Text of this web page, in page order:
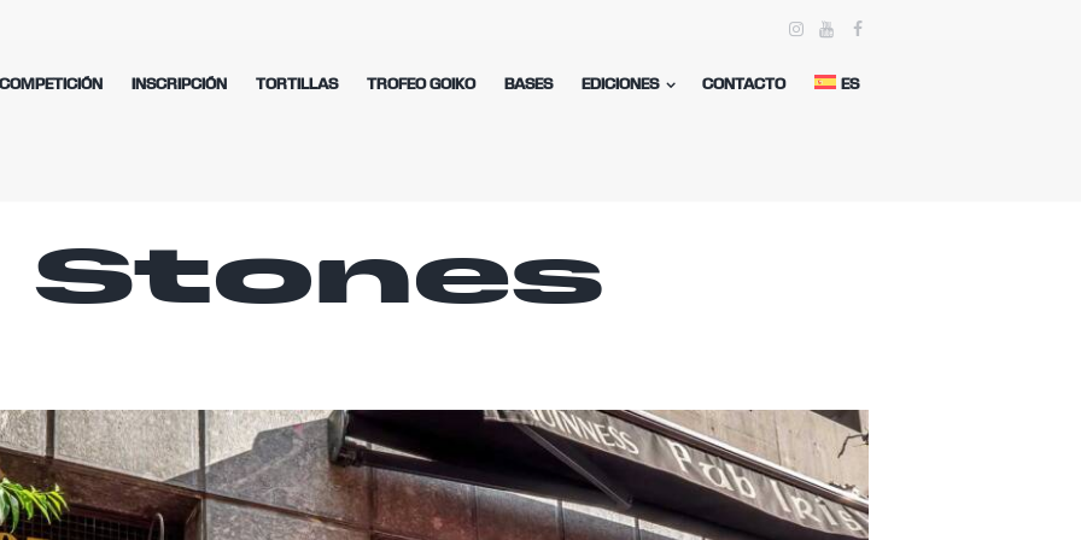
COMPETICIÓN INSCRIPCIÓN TORTILLAS TROFEO GOIKO BASES EDICIONES CONTACTO ES
Stones